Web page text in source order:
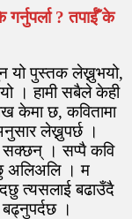
? तपाईँ के
यो पुस्तक लेख्नुभयो,
। हामी सबैले केही
केमा छ, कवितामा
लेख्नुपर्छ ।
। सप्पै कवि
अलिअलि । म
त्यसलाई बढाउँदै
।